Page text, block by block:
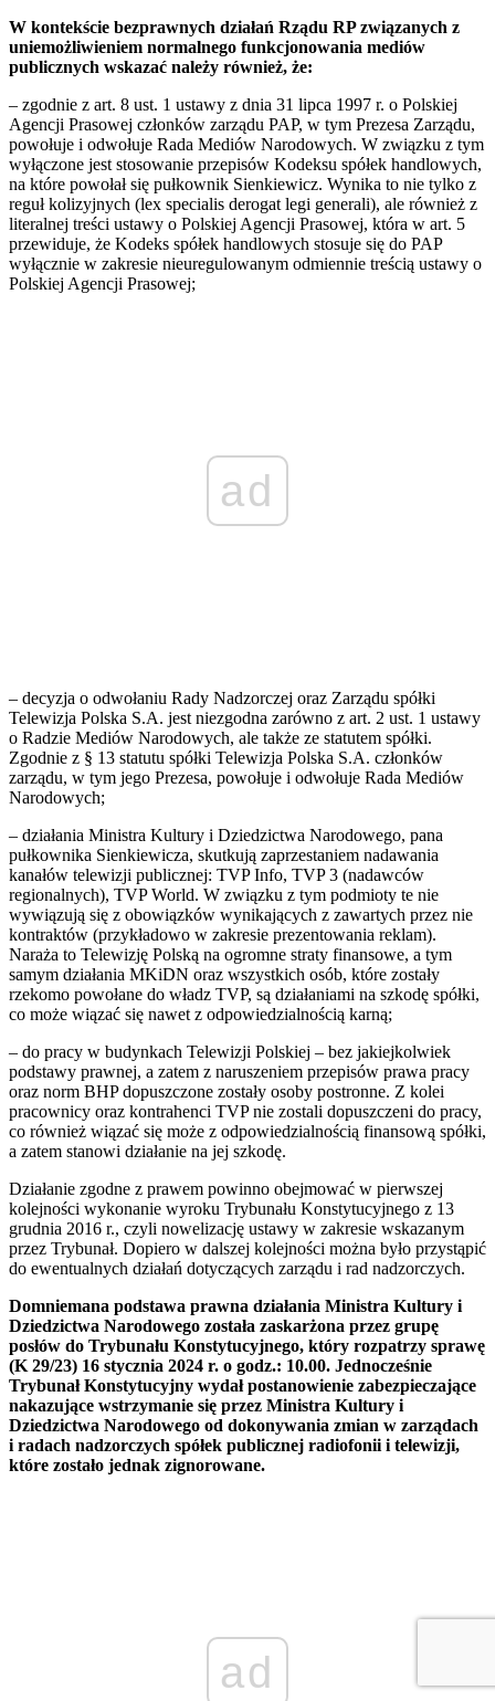
W kontekście bezprawnych działań Rządu RP związanych z
uniemożliwieniem normalnego funkcjonowania mediów
publicznych wskazać należy również, że:
– zgodnie z art. 8 ust. 1 ustawy z dnia 31 lipca 1997 r. o Polskiej
Agencji Prasowej członków zarządu PAP, w tym Prezesa Zarządu,
powołuje i odwołuje Rada Mediów Narodowych. W związku z tym
wyłączone jest stosowanie przepisów Kodeksu spółek handlowych,
na które powołał się pułkownik Sienkiewicz. Wynika to nie tylko z
reguł kolizyjnych (lex specialis derogat legi generali), ale również z
literalnej treści ustawy o Polskiej Agencji Prasowej, która w art. 5
przewiduje, że Kodeks spółek handlowych stosuje się do PAP
wyłącznie w zakresie nieuregulowanym odmiennie treścią ustawy o
Polskiej Agencji Prasowej;
ad
– decyzja o odwołaniu Rady Nadzorczej oraz Zarządu spółki
Telewizja Polska S.A. jest niezgodna zarówno z art. 2 ust. 1 ustawy
o Radzie Mediów Narodowych, ale także ze statutem spółki.
Zgodnie z § 13 statutu spółki Telewizja Polska S.A. członków
zarządu, w tym jego Prezesa, powołuje i odwołuje Rada Mediów
Narodowych;
– działania Ministra Kultury i Dziedzictwa Narodowego, pana
pułkownika Sienkiewicza, skutkują zaprzestaniem nadawania
kanałów telewizji publicznej: TVP Info, TVP 3 (nadawców
regionalnych), TVP World. W związku z tym podmioty te nie
wywiązują się z obowiązków wynikających z zawartych przez nie
kontraktów (przykładowo w zakresie prezentowania reklam).
Naraża to Telewizję Polską na ogromne straty finansowe, a tym
samym działania MKiDN oraz wszystkich osób, które zostały
rzekomo powołane do władz TVP, są działaniami na szkodę spółki,
co może wiązać się nawet z odpowiedzialnością karną;
– do pracy w budynkach Telewizji Polskiej – bez jakiejkolwiek
podstawy prawnej, a zatem z naruszeniem przepisów prawa pracy
oraz norm BHP dopuszczone zostały osoby postronne. Z kolei
pracownicy oraz kontrahenci TVP nie zostali dopuszczeni do pracy,
co również wiązać się może z odpowiedzialnością finansową spółki,
a zatem stanowi działanie na jej szkodę.
Działanie zgodne z prawem powinno obejmować w pierwszej
kolejności wykonanie wyroku Trybunału Konstytucyjnego z 13
grudnia 2016 r., czyli nowelizację ustawy w zakresie wskazanym
przez Trybunał. Dopiero w dalszej kolejności można było przystąpić
do ewentualnych działań dotyczących zarządu i rad nadzorczych.
Domniemana podstawa prawna działania Ministra Kultury i
Dziedzictwa Narodowego została zaskarżona przez grupę
posłów do Trybunału Konstytucyjnego, który rozpatrzy sprawę
(K 29/23) 16 stycznia 2024 r. o godz.: 10.00. Jednocześnie
Trybunał Konstytucyjny wydał postanowienie zabezpieczające
nakazujące wstrzymanie się przez Ministra Kultury i
Dziedzictwa Narodowego od dokonywania zmian w zarządach
i radach nadzorczych spółek publicznej radiofonii i telewizji,
które zostało jednak zignorowane.
ad